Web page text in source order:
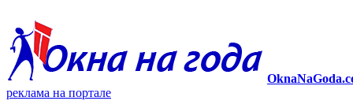
реклама на портале